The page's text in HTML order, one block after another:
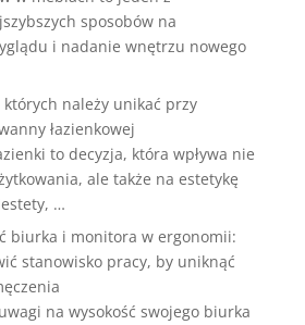
sposobów na
i nadanie wnętrzu nowego
których należy unikać przy
łazienkowej
to decyzja, która wpływa nie
ale także na estetykę
…
biurka i monitora w ergonomii:
stanowisko pracy, by uniknąć
na wysokość swojego biurka